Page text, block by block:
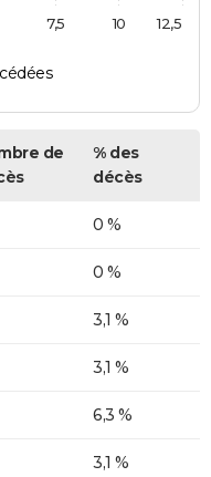
10
7,5 12,5
de
% des
décès
0 %
0 %
3,1 %
3,1 %
6,3 %
3,1 %